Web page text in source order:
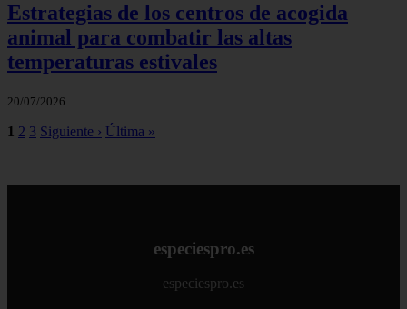
Estrategias de los centros de acogida
animal para combatir las altas
temperaturas estivales
20/07/2026
1 2 3 Siguiente › Última »
especiespro.es
especiespro.es